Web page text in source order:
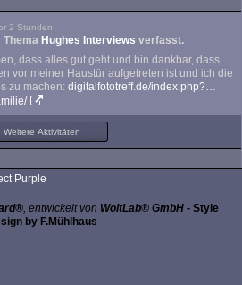
2 Stunden
Thema Hughes Interviews verfasst.
dass alles gut geht und bin dankbar, dass
vor meiner Haustür aufgetreten ist und ich die
zu machen: digitalfototreff.de/index.php?…
Weitere Aktivitäten
Purple
, entwickelt von WoltLab® GmbH